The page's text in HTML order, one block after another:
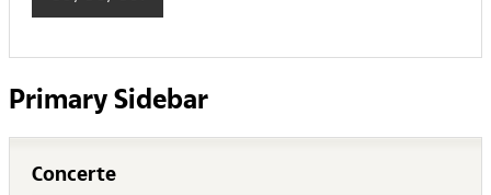
Primary Sidebar
Concerte